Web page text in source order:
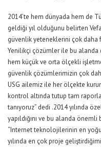
2014’te hem dünyada hem de
geldiği yıl olduğunu belirten
güvenlik yeteneklerini çok daha
Yenilikçi çözümler ile bu alanda
hem küçük ve orta ölçekli
güvenlik çözümlerimizin çok
USG ailemiz ile her ölçekte
kontrol altında tutup tam
tanıyoruz” dedi .2014 yılında
yapıldığını ve bu alanda önemli
“Internet teknolojilerinin en
yılında en çok proje